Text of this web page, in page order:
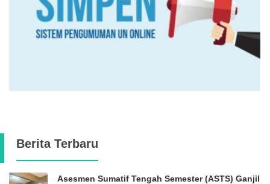
Berita Terbaru
Asesmen Sumatif Tengah Semester (ASTS) Ganjil